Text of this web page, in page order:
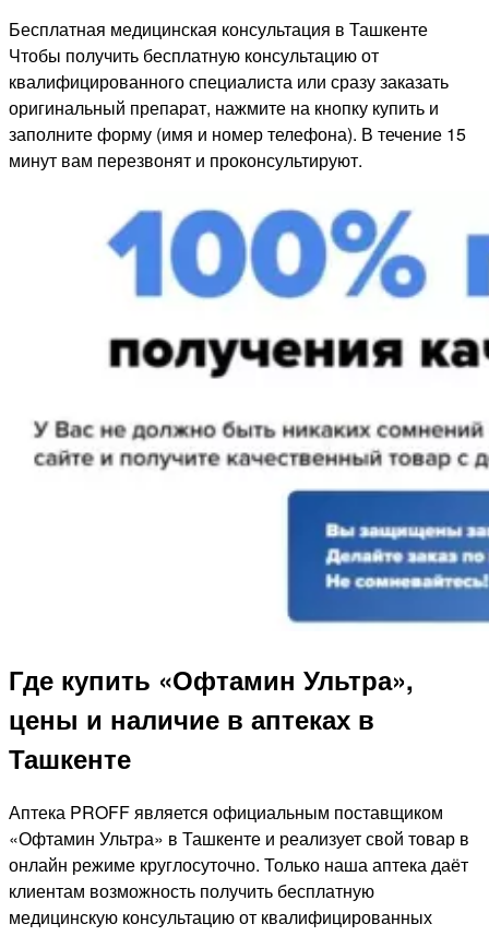
Бесплатная медицинская консультация в Ташкенте
Чтобы получить бесплатную консультацию от
квалифицированного специалиста или сразу заказать
оригинальный препарат, нажмите на кнопку купить и
заполните форму (имя и номер телефона). В течение 15
минут вам перезвонят и проконсультируют.
Где купить «Офтамин Ультра»,
цены и наличие в аптеках в
Ташкенте
Аптека PROFF является официальным поставщиком
«Офтамин Ультра» в Ташкенте и реализует свой товар в
онлайн режиме круглосуточно. Только наша аптека даёт
клиентам возможность получить бесплатную
медицинскую консультацию от квалифицированных